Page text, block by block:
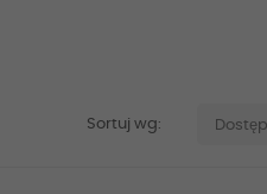
Sortuj wg: